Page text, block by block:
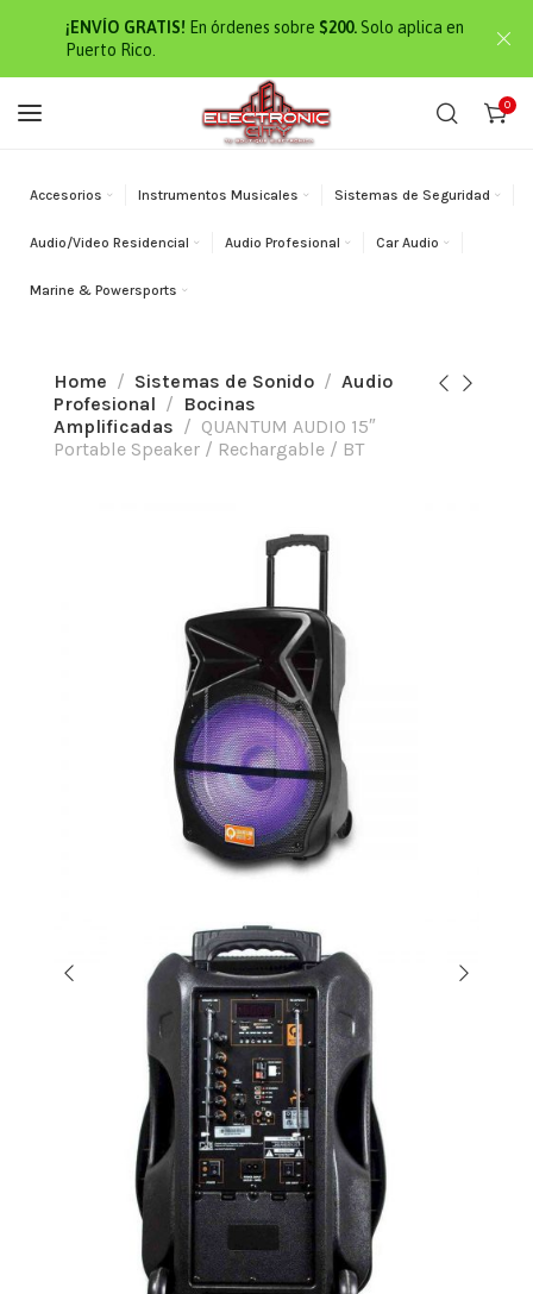
¡ENVÍO GRATIS! En órdenes sobre $200. Solo aplica en
Puerto Rico.
0
Accesorios Instrumentos Musicales Sistemas de Seguridad
Audio/Video Residencial Audio Profesional Car Audio
Marine & Powersports
Home Sistemas de Sonido
Audio
Profesional
Bocinas
Amplificadas
QUANTUM AUDIO 15″
Portable Speaker / Rechargable / BT